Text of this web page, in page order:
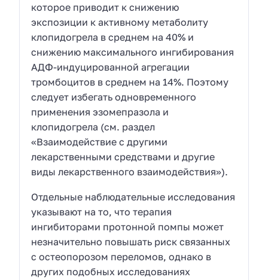
которое приводит к снижению
экспозиции к активному метаболиту
клопидогрела в среднем на 40% и
снижению максимального ингибирования
АДФ-индуцированной агрегации
тромбоцитов в среднем на 14%. Поэтому
следует избегать одновременного
применения эзомепразола и
клопидогрела (см. раздел
«Взаимодействие с другими
лекарственными средствами и другие
виды лекарственного взаимодействия»).
Отдельные наблюдательные исследования
указывают на то, что терапия
ингибиторами протонной помпы может
незначительно повышать риск связанных
с остеопорозом переломов, однако в
других подобных исследованиях